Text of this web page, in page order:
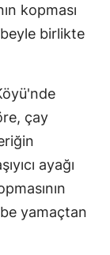
kopması
birlikte
çay
ayağı
yamaçtan